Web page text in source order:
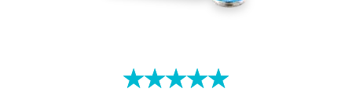
★★★★★
☆☆☆☆☆